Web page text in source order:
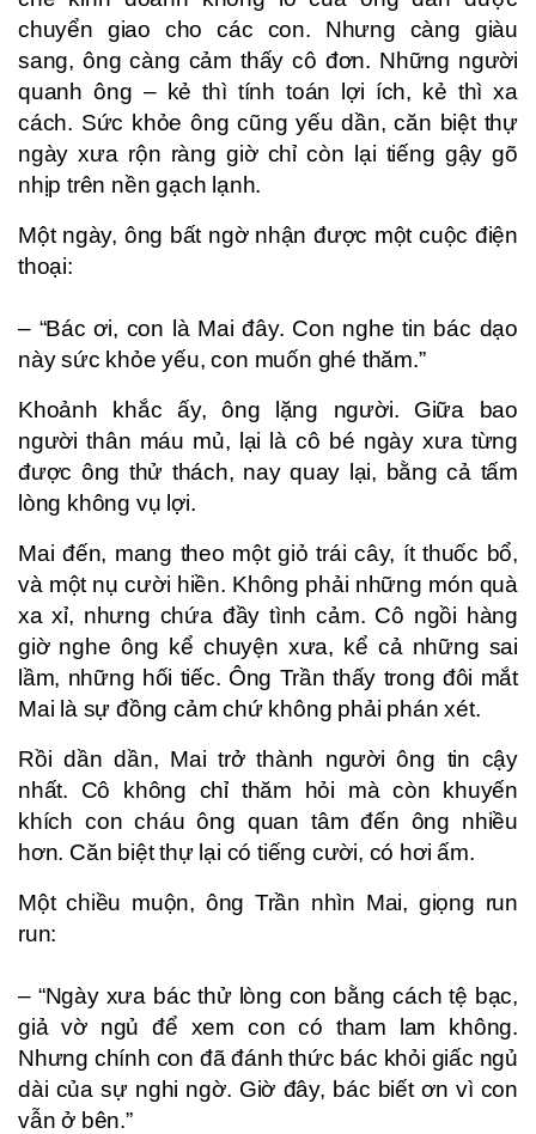
chuyển giao cho các con. Nhưng càng giàu
sang, ông càng cảm thấy cô đơn. Những người
quanh ông – kẻ thì tính toán lợi ích, kẻ thì xa
cách. Sức khỏe ông cũng yếu dần, căn biệt thự
ngày xưa rộn ràng giờ chỉ còn lại tiếng gậy gõ
nhịp trên nền gạch lạnh.
Một ngày, ông bất ngờ nhận được một cuộc điện
thoại:
– “Bác ơi, con là Mai đây. Con nghe tin bác dạo
này sức khỏe yếu, con muốn ghé thăm.”
Khoảnh khắc ấy, ông lặng người. Giữa bao
người thân máu mủ, lại là cô bé ngày xưa từng
được ông thử thách, nay quay lại, bằng cả tấm
lòng không vụ lợi.
Mai đến, mang theo một giỏ trái cây, ít thuốc bổ,
và một nụ cười hiền. Không phải những món quà
xa xỉ, nhưng chứa đầy tình cảm. Cô ngồi hàng
giờ nghe ông kể chuyện xưa, kể cả những sai
lầm, những hối tiếc. Ông Trần thấy trong đôi mắt
Mai là sự đồng cảm chứ không phải phán xét.
Rồi dần dần, Mai trở thành người ông tin cậy
nhất. Cô không chỉ thăm hỏi mà còn khuyến
khích con cháu ông quan tâm đến ông nhiều
hơn. Căn biệt thự lại có tiếng cười, có hơi ấm.
Một chiều muộn, ông Trần nhìn Mai, giọng run
run:
– “Ngày xưa bác thử lòng con bằng cách tệ bạc,
giả vờ ngủ để xem con có tham lam không.
Nhưng chính con đã đánh thức bác khỏi giấc ngủ
dài của sự nghi ngờ. Giờ đây, bác biết ơn vì con
vẫn ở bên.”